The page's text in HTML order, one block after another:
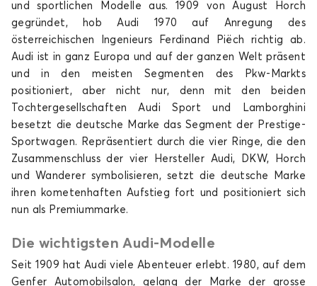
Fußmatten für AUDI A1
Fußmatten für AUDI A2
A3
und sportlichen Modelle aus. 1909 von August Horch
gegründet, hob Audi 1970 auf Anregung des
österreichischen Ingenieurs Ferdinand Piëch richtig ab.
Audi ist in ganz Europa und auf der ganzen Welt präsent
und in den meisten Segmenten des Pkw-Markts
positioniert, aber nicht nur, denn mit den beiden
Tochtergesellschaften Audi Sport und Lamborghini
besetzt die deutsche Marke das Segment der Prestige-
Sportwagen. Repräsentiert durch die vier Ringe, die den
Zusammenschluss der vier Hersteller Audi, DKW, Horch
und Wanderer symbolisieren, setzt die deutsche Marke
ihren kometenhaften Aufstieg fort und positioniert sich
nun als Premiummarke.
Die wichtigsten Audi-Modelle
Seit 1909 hat Audi viele Abenteuer erlebt. 1980, auf dem
Genfer Automobilsalon, gelang der Marke der grosse